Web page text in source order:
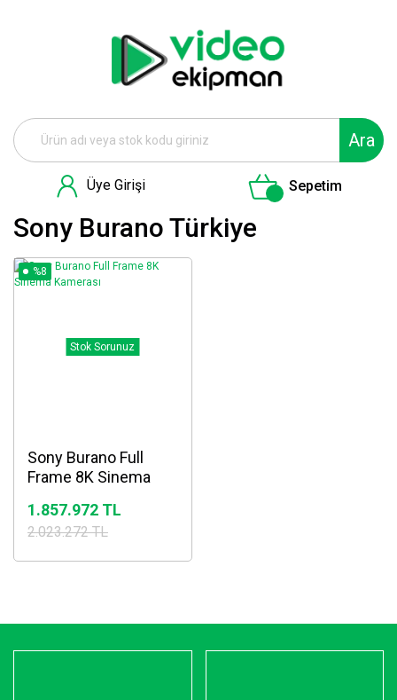
Ara
Üye Girişi Sepetim
Sony Burano Türkiye
%8
Stok Sorunuz
Sony Burano Full
Frame 8K Sinema
1.857.972 TL
2.023.272 TL